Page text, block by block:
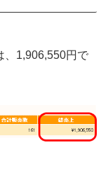
、1,906,550円で